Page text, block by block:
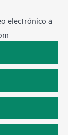
electrónico a